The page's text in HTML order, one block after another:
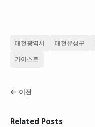
대전광역시 대전유성구
카이스트
이전
Related Posts